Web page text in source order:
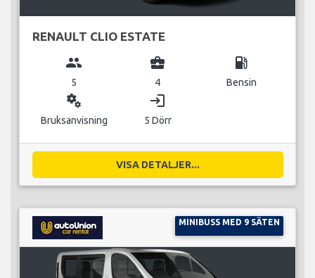
RENAULT CLIO ESTATE
group
5
business_center
4
local_gas_station
Bensin
miscellaneous_services
Bruksanvisning
login
5 Dörr
VISA DETALJER...
MINIBUSS MED 9 SÄTEN